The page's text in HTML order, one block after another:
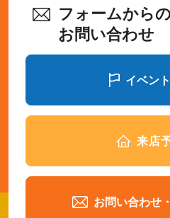
フォームからの
お問い合わせ
イベン
来店
お問い合わせ